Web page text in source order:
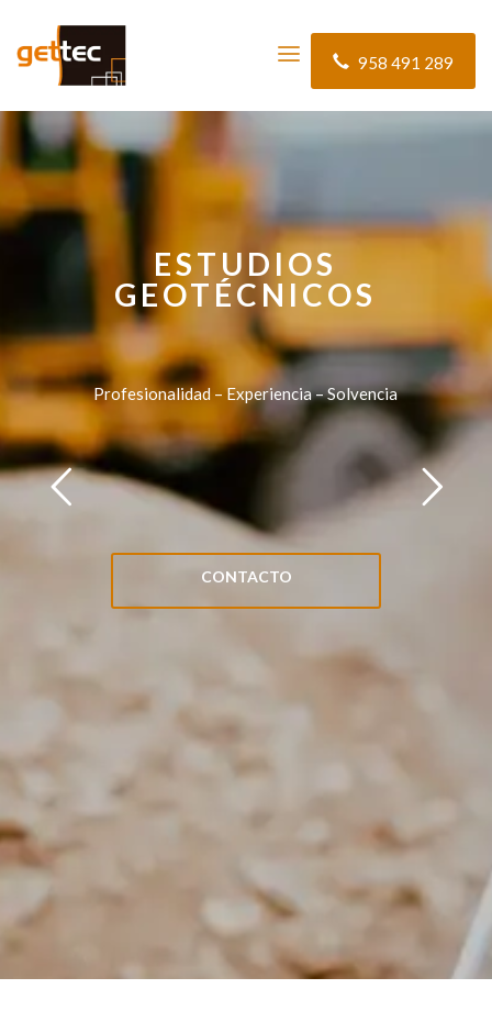
958 491 289
ESTUDIOS
GEOTÉCNICOS
Profesionalidad – Experiencia – Solvencia
CONTACTO